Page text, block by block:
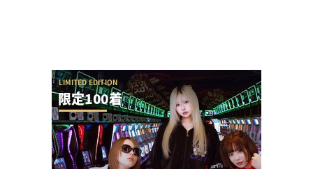
代理店さんと8月の来店が1件の元パチ屋店員の女
性演者さんの寒いプロレスがコチラ